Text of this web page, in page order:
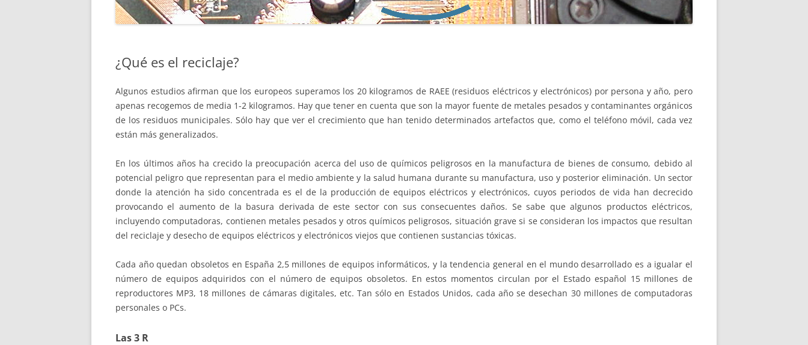
ESPAÑA
YECLA Y TESO
¿Qué es el reciclaje?
Algunos estudios afirman que los europeos superamos los 20 kilogramos de RAEE (residuos eléctricos y electrónicos) por persona y año, pero
apenas recogemos de media 1-2 kilogramos. Hay que tener en cuenta que son la mayor fuente de metales pesados y contaminantes orgánicos
de los residuos municipales. Sólo hay que ver el crecimiento que han tenido determinados artefactos que, como el teléfono móvil, cada vez
están más generalizados.
En los últimos años ha crecido la preocupación acerca del uso de químicos peligrosos en la manufactura de bienes de consumo, debido al
potencial peligro que representan para el medio ambiente y la salud humana durante su manufactura, uso y posterior eliminación. Un sector
donde la atención ha sido concentrada es el de la producción de equipos eléctricos y electrónicos, cuyos periodos de vida han decrecido
provocando el aumento de la basura derivada de este sector con sus consecuentes daños. Se sabe que algunos productos eléctricos,
incluyendo computadoras, contienen metales pesados y otros químicos peligrosos, situación grave si se consideran los impactos que resultan
del reciclaje y desecho de equipos eléctricos y electrónicos viejos que contienen sustancias tóxicas.
Cada año quedan obsoletos en España 2,5 millones de equipos informáticos, y la tendencia general en el mundo desarrollado es a igualar el
número de equipos adquiridos con el número de equipos obsoletos. En estos momentos circulan por el Estado español 15 millones de
reproductores MP3, 18 millones de cámaras digitales, etc. Tan sólo en Estados Unidos, cada año se desechan 30 millones de computadoras
personales o PCs.
Las 3 R